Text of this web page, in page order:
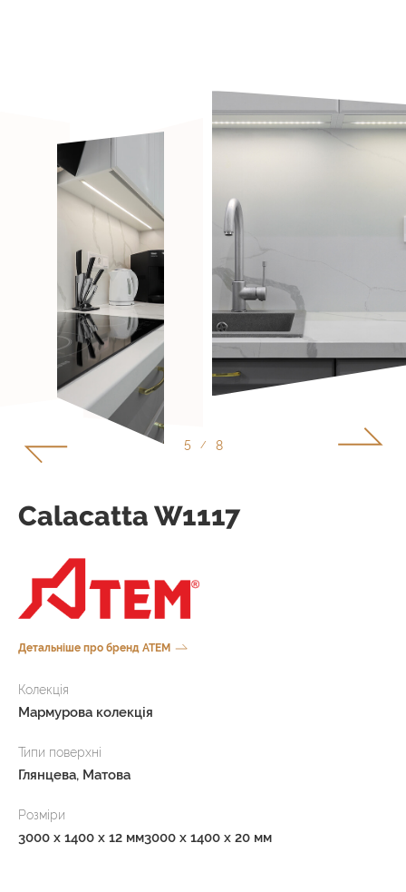
5 / 8
Сalacatta W1117
Детальніше про бренд ATEM
Колекція
Мармурова колекція
Типи поверхні
Глянцева, Матова
Розміри
3000 x 1400 x 12 мм3000 x 1400 x 20 мм